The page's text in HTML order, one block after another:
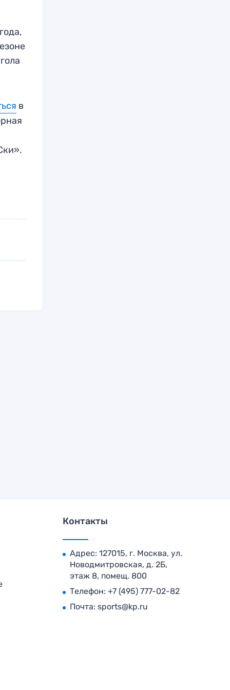
в
Контакты
Адрес: 127015, г. Москва, ул.
Новодмитровская, д. 2Б,
этаж 8, помещ. 800
Телефон: +7 (495) 777-02-82
Почта: sports@kp.ru